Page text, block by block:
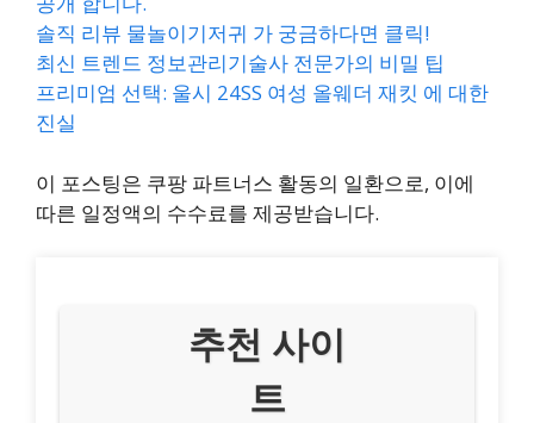
솔직 리뷰 물놀이기저귀 가 궁금하다면 클릭!
최신 트렌드 정보관리기술사 전문가의 비밀 팁
프리미엄 선택: 울시 24SS 여성 올웨더 재킷 에 대한
진실
이 포스팅은 쿠팡 파트너스 활동의 일환으로, 이에
따른 일정액의 수수료를 제공받습니다.
추천 사이
트